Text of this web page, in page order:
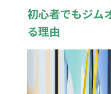
初心者でもジム
る理由